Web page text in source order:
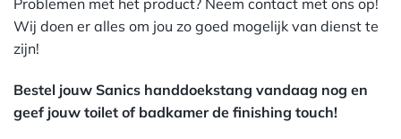
Problemen met het product? Neem contact met ons op!
Wij doen er alles om jou zo goed mogelijk van dienst te
zijn!
Bestel jouw Sanics handdoekstang vandaag nog en
geef jouw toilet of badkamer de finishing touch!